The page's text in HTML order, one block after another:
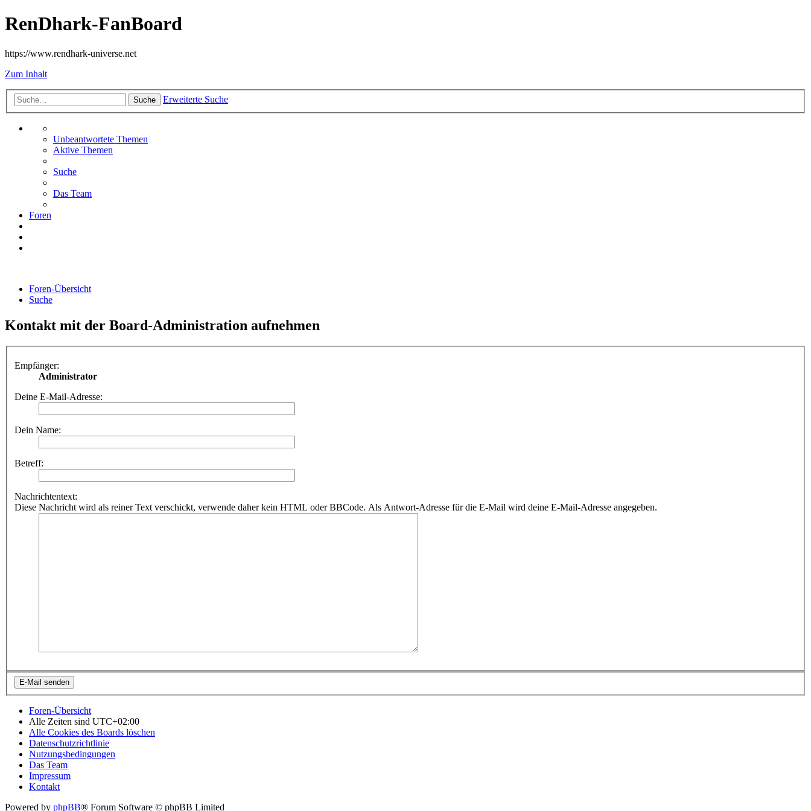
RenDhark-FanBoard
https://www.rendhark-universe.net
Zum Inhalt
Suche Erweiterte Suche
Unbeantwortete Themen
Aktive Themen
Suche
Das Team
Foren
Foren-Übersicht
Suche
Kontakt mit der Board-Administration aufnehmen
Empfänger:
Administrator
Deine E-Mail-Adresse:
Dein Name:
Betreff:
Nachrichtentext:
Diese Nachricht wird als reiner Text verschickt, verwende daher kein HTML oder BBCode. Als Antwort-Adresse für die E-Mail wird deine E-Mail-Adresse angegeben.
Foren-Übersicht
Alle Zeiten sind UTC+02:00
Alle Cookies des Boards löschen
Datenschutzrichtlinie
Nutzungsbedingungen
Das Team
Impressum
Kontakt
Powered by phpBB® Forum Software © phpBB Limited